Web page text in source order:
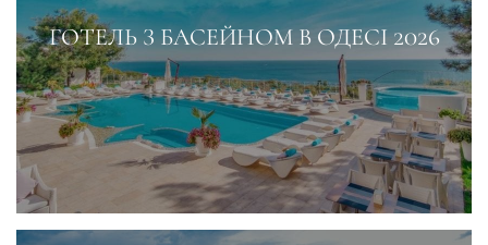
ГОТЕЛЬ З БАСЕЙНОМ В ОДЕСІ 2026